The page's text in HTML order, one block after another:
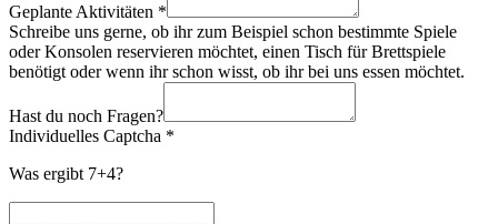
Geplante Aktivitäten *
Schreibe uns gerne, ob ihr zum Beispiel schon bestimmte Spiele
oder Konsolen reservieren möchtet, einen Tisch für Brettspiele
benötigt oder wenn ihr schon wisst, ob ihr bei uns essen möchtet.
Hast du noch Fragen?
Individuelles Captcha *
Was ergibt 7+4?